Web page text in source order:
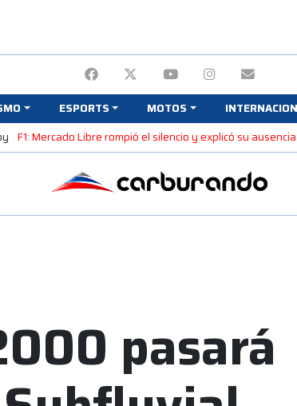
ESPORTS MOTOS
F1: Mercado Libre rompió el silencio y explicó su
pasará